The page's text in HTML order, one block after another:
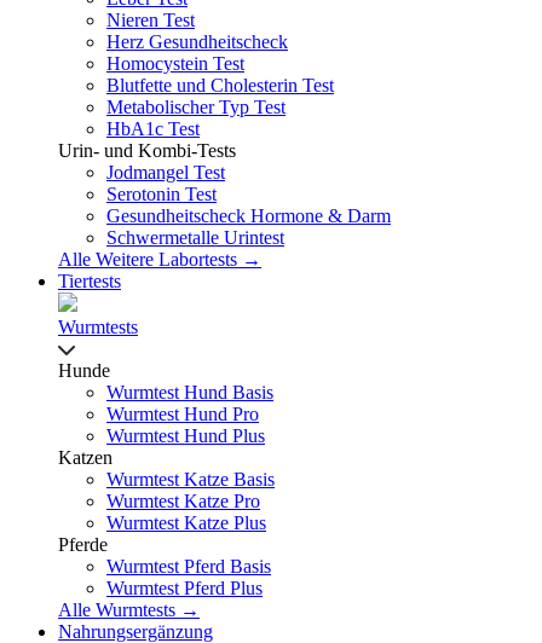
Nieren Test
Herz Gesundheitscheck
Homocystein Test
Blutfette und Cholesterin Test
Metabolischer Typ Test
HbA1c Test
Urin- und Kombi-Tests
Jodmangel Test
Serotonin Test
Gesundheitscheck Hormone & Darm
Schwermetalle Urintest
Alle Weitere Labortests →
Tiertests
Wurmtests
Hunde
Wurmtest Hund Basis
Wurmtest Hund Pro
Wurmtest Hund Plus
Katzen
Wurmtest Katze Basis
Wurmtest Katze Pro
Wurmtest Katze Plus
Pferde
Wurmtest Pferd Basis
Wurmtest Pferd Plus
Alle Wurmtests →
Nahrungsergänzung